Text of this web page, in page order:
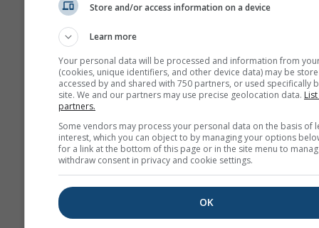
Prognoza
sezonowa
Store and/or access information on a device
Learn more
Your personal data will be processed and information from
(cookies, unique identifiers, and other device data) may be
accessed by and shared with 750 partners, or used specifically
site. We and our partners may use precise geolocation data.
partners.
Some vendors may process your personal data on the basis of
interest, which you can object to by managing your options
for a link at the bottom of this page or in the site menu to
withdraw consent in privacy and cookie settings.
OK